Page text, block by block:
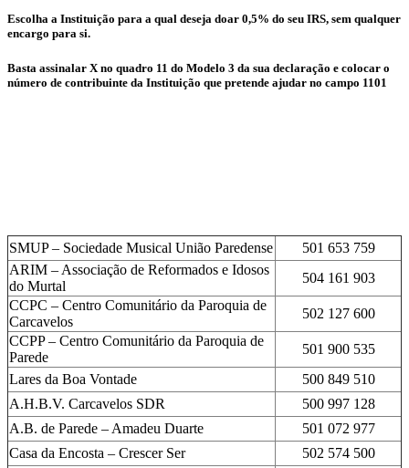
Escolha a Instituição para a qual deseja doar 0,5% do seu IRS, sem qualquer
encargo para si.
Basta assinalar X no quadro 11 do Modelo 3 da sua declaração e colocar o
número de contribuinte da Instituição que pretende ajudar no campo 1101
SMUP – Sociedade Musical União Paredense
501 653 759
ARIM – Associação de Reformados e Idosos
do Murtal
504 161 903
CCPC – Centro Comunitário da Paroquia de
Carcavelos
502 127 600
CCPP – Centro Comunitário da Paroquia de
Parede
501 900 535
Lares da Boa Vontade
500 849 510
A.H.B.V. Carcavelos SDR
500 997 128
A.B. de Parede – Amadeu Duarte
501 072 977
Casa da Encosta – Crescer Ser
502 574 500